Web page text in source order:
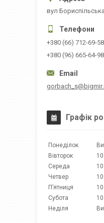
вул
+380 (66) 712-69-58
+380 (96) 665-64-98
Графік
Понеділок
Вівторок
Середа
Четвер
Пʼятниця
Субота
Неділя